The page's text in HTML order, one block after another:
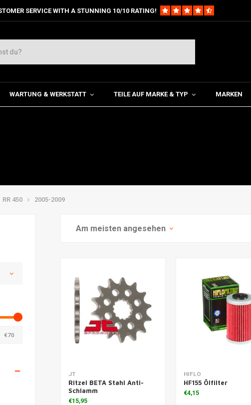
SERVICE WITH A STUNNING 10/10 RATING!
WARTUNG & WERKSTATT TEILE AUF MARKE & TYP MARKEN
RR 450 2005-2009
€70
Am meisten angesehen
Zum Warenkorb hinzufügen
JT
Ritzel BETA Stahl Anti-
Schlamm
€15,95
Zum Warenkorb
HIFLO
HF155 Ölfilter
€4,15